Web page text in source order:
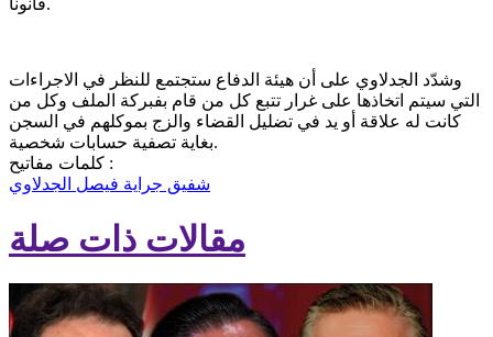
قانونا.
وشدّد الجدلاوي على أن هيئة الدفاع ستجتمع للنظر في الاجراءات
التي سيتم اتخاذها على غرار تتبع كل من قام بفبركة الملف وكل من
كانت له علاقة أو يد في تضليل القضاء والزج بموكلهم في السجن
بغاية تصفية حسابات شخصية.
كلمات مفاتيح :
شفيق جراية فيصل الجدلاوي
مقالات ذات صلة